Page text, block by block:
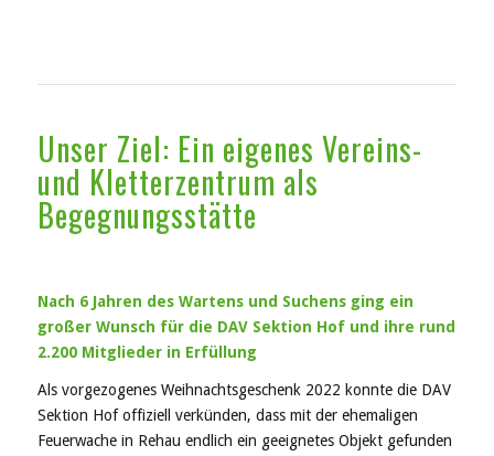
Unser Ziel: Ein eigenes Vereins-
und Kletterzentrum als
Begegnungsstätte
Nach 6 Jahren des Wartens und Suchens ging ein
großer Wunsch für die DAV Sektion Hof und ihre rund
2.200 Mitglieder in Erfüllung
Als vorgezogenes Weihnachtsgeschenk 2022 konnte die DAV
Sektion Hof offiziell verkünden, dass mit der ehemaligen
Feuerwache in Rehau endlich ein geeignetes Objekt gefunden